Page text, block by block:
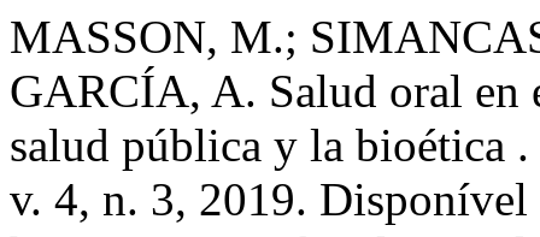
MASSON, M.;
GARCÍA, A. Salud oral en
salud pública y la bioética .
v. 4, n. 3, 2019. Disponível